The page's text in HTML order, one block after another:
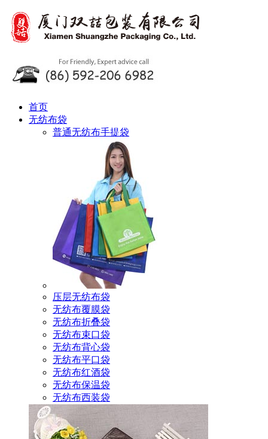
首页
无纺布袋
普通无纺布手提袋
压层无纺布袋
无纺布覆膜袋
无纺布折叠袋
无纺布束口袋
无纺布背心袋
无纺布平口袋
无纺布红酒袋
无纺布保温袋
无纺布西装袋